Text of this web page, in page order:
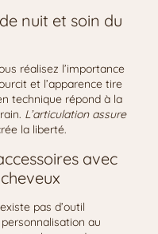
nuit et soin du
réalisez l’importance
et l’apparence tire
technique répond à la
L’articulation assure
la liberté.
avec
pas d’outil
au